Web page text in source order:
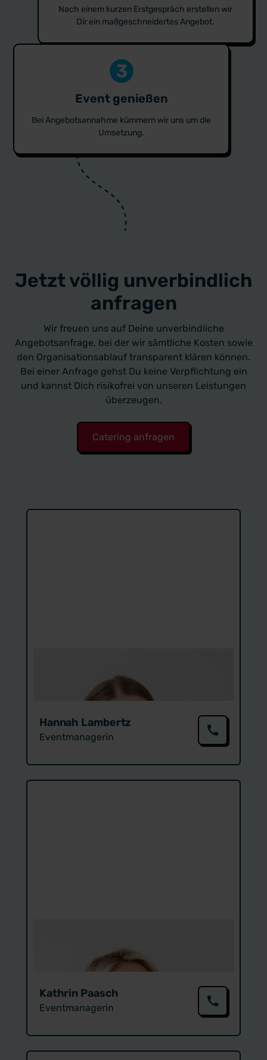
Nach einem kurzen Erstgespräch erstellen wir
Dir ein maßgeschneidertes Angebot.
Event genießen
Bei Angebotsannahme kümmern wir uns um die
Umsetzung.
Jetzt völlig unverbindlich
anfragen
Wir freuen uns auf Deine unverbindliche
Angebotsanfrage, bei der wir sämtliche Kosten sowie
den Organisationsablauf transparent klären können.
Bei einer Anfrage gehst Du keine Verpflichtung ein
und kannst Dich risikofrei von unseren Leistungen
überzeugen.
Catering anfragen
Hannah Lambertz
Event­managerin
Kathrin Paasch
Eventmanagerin